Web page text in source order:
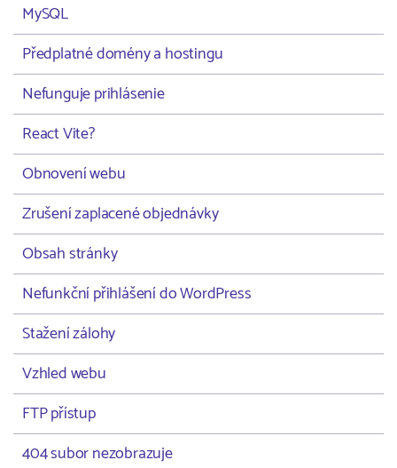
MySQL
Předplatné domény a hostingu
Nefunguje prihlásenie
React Vite?
Obnovení webu
Zrušení zaplacené objednávky
Obsah stránky
Nefunkční přihlášení do WordPress
Stažení zálohy
Vzhled webu
FTP přístup
404 subor nezobrazuje